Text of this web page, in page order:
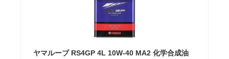
ヤマルーブ RS4GP 4L 10W-40 MA2 化学合成油